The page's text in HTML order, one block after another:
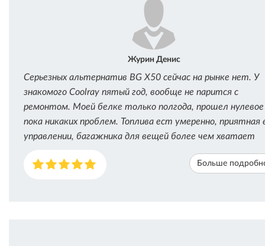
Журин Денис
Серьезных альтернатив BG X50 сейчас на рынке нет. У
знакомого Coolray пятый год, вообще не парится с
ремонтом. Моей белке только полгода, прошел
пока никаких проблем. Топлива ест умеренно, приятная
управлении, багажника для вещей более чем хватает
Больше